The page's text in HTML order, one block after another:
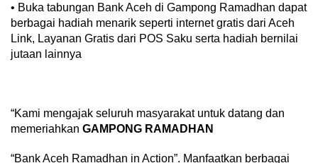
• Buka tabungan Bank Aceh di Gampong Ramadhan dapat
berbagai hadiah menarik seperti internet gratis dari Aceh
Link, Layanan Gratis dari POS Saku serta hadiah bernilai
jutaan lainnya
“Kami mengajak seluruh masyarakat untuk datang dan
memeriahkan GAMPONG RAMADHAN
“Bank Aceh Ramadhan in Action”. Manfaatkan berbagai